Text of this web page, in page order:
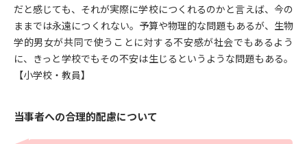
だと感じても、それが実際に学校につくれるのかと言えば、今の
ままでは永遠につくれない。予算や物理的な問題もあるが、生物
学的男女が共同で使うことに対する不安感が社会でもあるよう
に、きっと学校でもその不安は生じるというような問題もある。
【小学校・教員】
当事者への合理的配慮について